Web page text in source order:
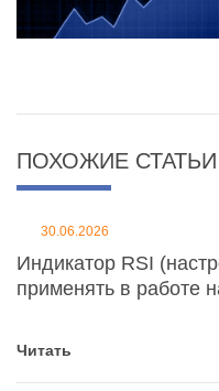
ПОХОЖИЕ СТАТЬИ
30.06.2026
Индикатор RSI
применять в работе
Читать